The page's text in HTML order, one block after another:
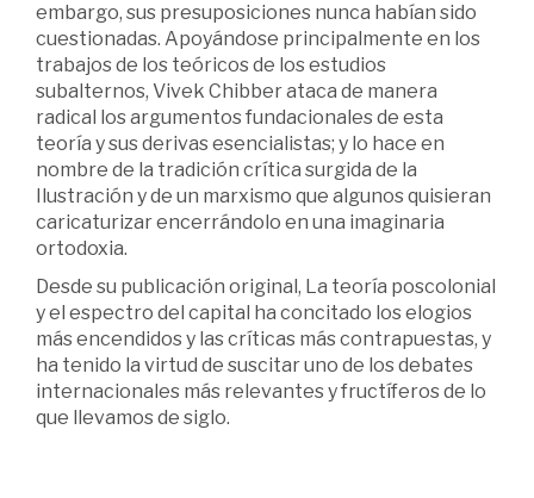
embargo, sus presuposiciones nunca habían sido
cuestionadas. Apoyándose principalmente en los
trabajos de los teóricos de los estudios
subalternos, Vivek Chibber ataca de manera
radical los argumentos fundacionales de esta
teoría y sus derivas esencialistas; y lo hace en
nombre de la tradición crítica surgida de la
Ilustración y de un marxismo que algunos quisieran
caricaturizar encerrándolo en una imaginaria
ortodoxia.
Desde su publicación original, La teoría poscolonial
y el espectro del capital ha concitado los elogios
más encendidos y las críticas más contrapuestas, y
ha tenido la virtud de suscitar uno de los debates
internacionales más relevantes y fructíferos de lo
que llevamos de siglo.